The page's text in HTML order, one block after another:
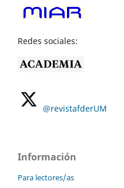
Redes sociales:
@revistafderUM
Información
Para lectores/as